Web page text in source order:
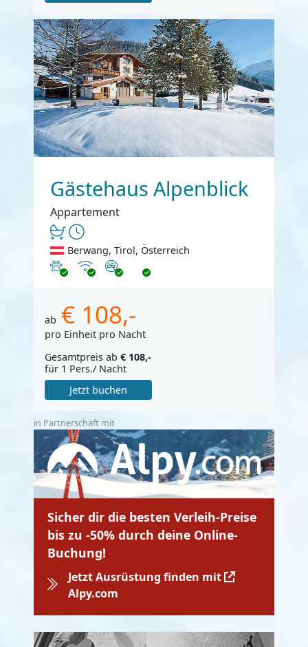
Gästehaus Alpenblick
Appartement
Berwang, Tirol, Österreich
Haustiere erlaubt
InternetNichtraucher
ab € 108,-
pro Einheit pro Nacht
Gesamtpreis ab € 108,-
für 1 Pers./ Nacht
Jetzt buchen
in Partnerschaft mit
Sicher dir die besten Verleih-Preise
bis zu -50% durch deine Online-
Buchung!
Jetzt Ausrüstung finden mit
Alpy.com